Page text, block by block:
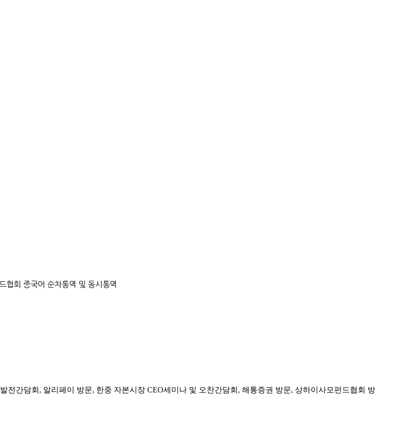
회 중국어 순차통역 및 동시통역
전간담회, 알리페이 방문, 한중 자본시장 CEO세미나 및 오찬간담회, 해통증권 방문, 상하이사모펀드협회 방